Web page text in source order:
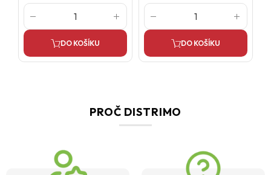
DO KOŠÍKU DO KOŠÍKU
PROČ DISTRIMO